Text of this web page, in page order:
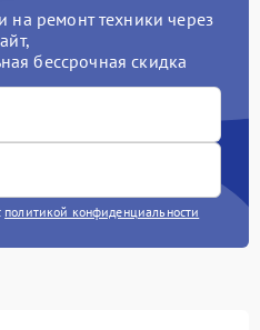
ремонт техники через
бессрочная скидка
политикой конфиденциальности